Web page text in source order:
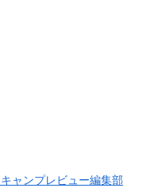
ャンプレビュー編集部